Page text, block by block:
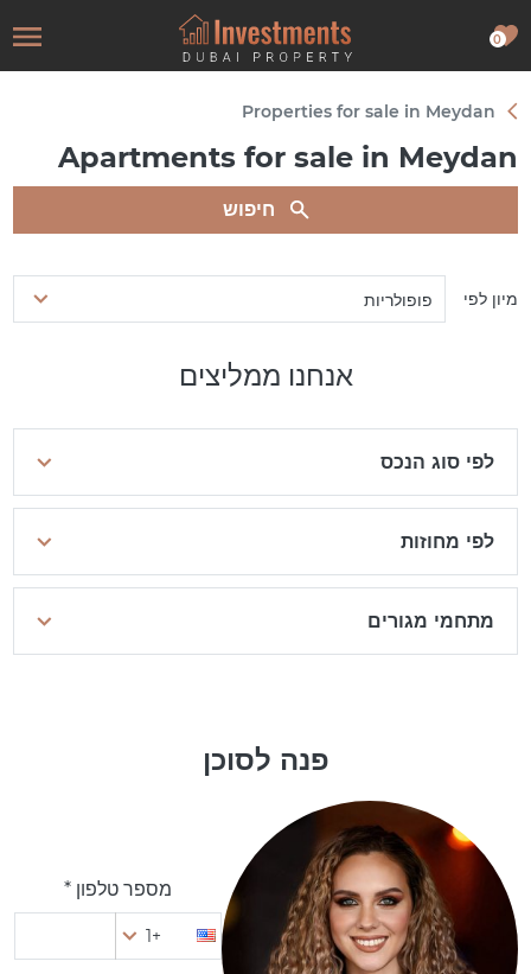
0
Properties for sale in Meydan
Apartments for sale in Meydan
חיפוש
מיון לפי פופולריות
אנחנו ממליצים
לפי סוג הנכס
לפי מחוזות
מתחמי מגורים
פנה לסוכן
מספר טלפון *
+1